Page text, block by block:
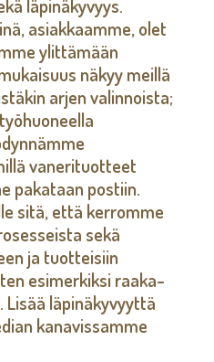
läpinäkyvyys.
asiakkaamme, olet
ylittämään
näkyy meillä
arjen valinnoista;
vanerituotteet
pakataan postiin.
sitä, että kerromme
sekä
ja tuotteisiin
esimerkiksi raaka-
Lisää läpinäkyvyyttä
kanavissamme